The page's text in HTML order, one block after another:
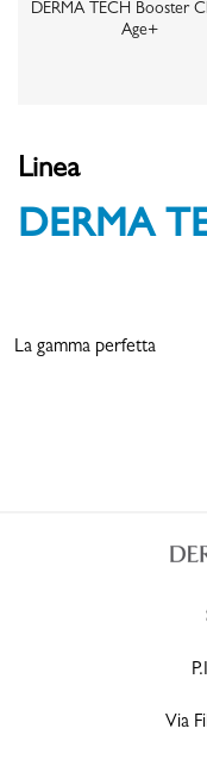
DERMA TECH Booster
Age+
Linea
DERMA
La gamma perfetta
Via